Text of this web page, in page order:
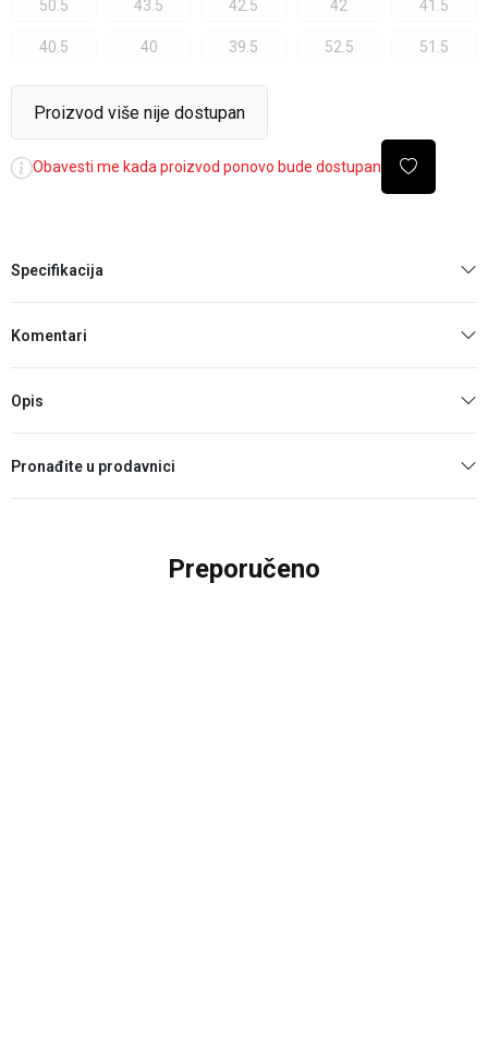
50.5 43.5 42.5 42 41.5
40.5 40 39.5 52.5 51.5
Proizvod više nije dostupan
Obavesti me kada proizvod ponovo bude dostupan
Specifikacija
Komentari
Opis
Pronađite u prodavnici
Preporučeno